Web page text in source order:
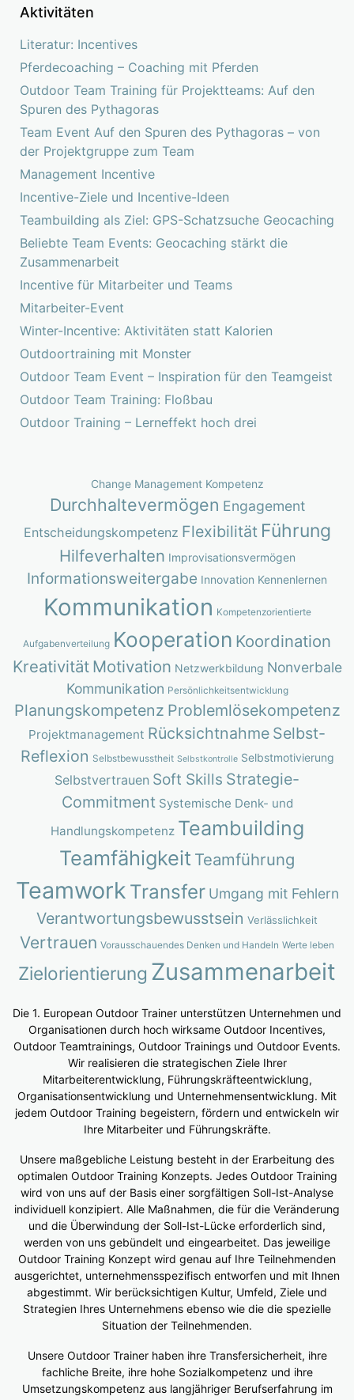
Aktivitäten
Literatur: Incentives
Pferdecoaching – Coaching mit Pferden
Outdoor Team Training für Projektteams: Auf den
Spuren des Pythagoras
Team Event Auf den Spuren des Pythagoras – von
der Projektgruppe zum Team
Management Incentive
Incentive-Ziele und Incentive-Ideen
Teambuilding als Ziel: GPS-Schatzsuche Geocaching
Beliebte Team Events: Geocaching stärkt die
Zusammenarbeit
Incentive für Mitarbeiter und Teams
Mitarbeiter-Event
Winter-Incentive: Aktivitäten statt Kalorien
Outdoortraining mit Monster
Outdoor Team Event – Inspiration für den Teamgeist
Outdoor Team Training: Floßbau
Outdoor Training – Lerneffekt hoch drei
Change Management Kompetenz
Durchhaltevermögen Engagement
Entscheidungskompetenz Flexibilität Führung
Hilfeverhalten Improvisationsvermögen
Informationsweitergabe Innovation Kennenlernen
Kommunikation Kompetenzorientierte
Aufgabenverteilung Kooperation Koordination
Kreativität Motivation Netzwerkbildung Nonverbale
Kommunikation Persönlichkeitsentwicklung
Planungskompetenz Problemlösekompetenz
Projektmanagement Rücksichtnahme Selbst-
Reflexion Selbstbewusstheit Selbstkontrolle Selbstmotivierung
Selbstvertrauen Soft Skills Strategie-
Commitment Systemische Denk- und
Handlungskompetenz Teambuilding
Teamfähigkeit Teamführung
Teamwork Transfer Umgang mit Fehlern
Verantwortungsbewusstsein Verlässlichkeit
Vertrauen Vorausschauendes Denken und Handeln Werte leben
Zielorientierung Zusammenarbeit
Die 1. European Outdoor Trainer unterstützen Unternehmen und
Organisationen durch hoch wirksame Outdoor Incentives,
Outdoor Teamtrainings, Outdoor Trainings und Outdoor Events.
Wir realisieren die strategischen Ziele Ihrer
Mitarbeiterentwicklung, Führungskräfteentwicklung,
Organisationsentwicklung und Unternehmensentwicklung. Mit
jedem Outdoor Training begeistern, fördern und entwickeln wir
Ihre Mitarbeiter und Führungskräfte.
Unsere maßgebliche Leistung besteht in der Erarbeitung des
optimalen Outdoor Training Konzepts. Jedes Outdoor Training
wird von uns auf der Basis einer sorgfältigen Soll-Ist-Analyse
individuell konzipiert. Alle Maßnahmen, die für die Veränderung
und die Überwindung der Soll-Ist-Lücke erforderlich sind,
werden von uns gebündelt und eingearbeitet. Das jeweilige
Outdoor Training Konzept wird genau auf Ihre Teilnehmenden
ausgerichtet, unternehmensspezifisch entworfen und mit Ihnen
abgestimmt. Wir berücksichtigen Kultur, Umfeld, Ziele und
Strategien Ihres Unternehmens ebenso wie die die spezielle
Situation der Teilnehmenden.
Unsere Outdoor Trainer haben ihre Transfersicherheit, ihre
fachliche Breite, ihre hohe Sozialkompetenz und ihre
Umsetzungskompetenz aus langjähriger Berufserfahrung im